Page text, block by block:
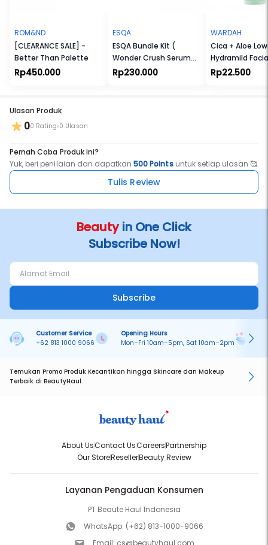
ROM&ND
[CLEARANCE SALE] -
Better Than Palette
Rp450.000
ESQA
ESQA Bundle Kit (
Wonder Crush Serum
Liquid Blush + Slick Drip
Rp230.000
WARDAH
Cica + Aloe
Hydramild
Rp22.500
Ulasan Produk
00 Rating 0 Ulasan
Pernah Coba Produk ini?
Yuk, beri penilaian dan dapatkan500 Pointsuntuk setiap ulasan 🥰
Tulis Review
Beautyin One Click
Subscribe Now!
Subscribe
Customer Service
+62 813 1000 9066
Opening Hours
Mon–Fri 10am–5pm, Sat 10am–2pm
Temukan Promo Produk Kecantikan hingga Skincare dan Makeup
Terbaik di BeautyHaul
About UsContact UsCareersPartnership
Our StoreResellerBeauty Review
Layanan Pengaduan Konsumen
PT Beaute Haul Indonesia
WhatsApp: (+62) 813-1000-9066
Email: cs@beautyhaul.com